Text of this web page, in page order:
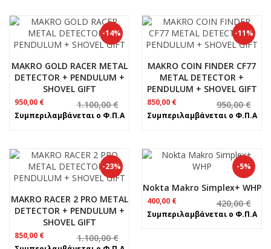
-14%
MAKRO GOLD RACER METAL
DETECTOR + PENDULUM +
SHOVEL GIFT
1.100,00€
Original
price
was:
950,00 €
τρέχουσα
τιμή
Συμπεριλαμβάνεται ο Φ.Π.Α
-11%
MAKRO COIN FINDER CF77
METAL DETECTOR +
PENDULUM + SHOVEL GIFT
950,00€
price
was:
850,00 €
τρέχουσα
τιμή
Συμπεριλαμβάνεται ο Φ.Π.Α
-23%
MAKRO RACER 2 PRO METAL
DETECTOR + PENDULUM +
SHOVEL GIFT
1.100,00€
Original
price
850,00 €
τρέχουσα
-5%
Nokta Makro Simplex+ WHP
420,00€
price
was:
400,00 €
τρέχουσα
τιμή
Συμπεριλαμβάνεται ο Φ.Π.Α